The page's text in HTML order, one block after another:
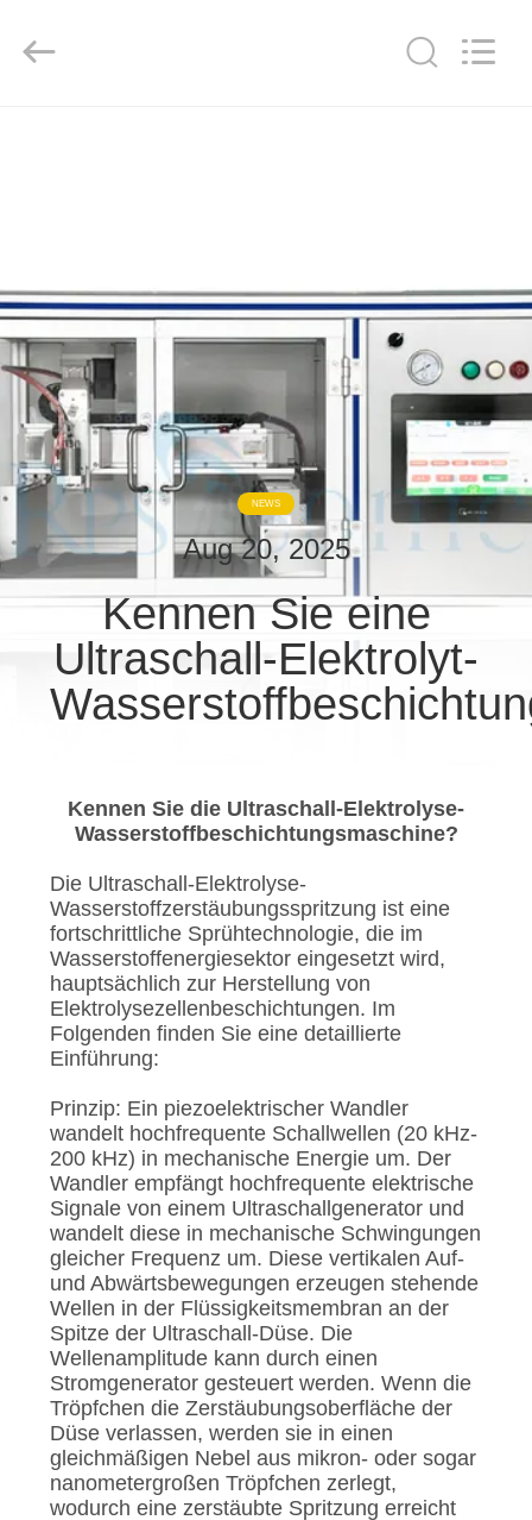
UNS
FABRIK-
AUSFLUG
QUALITÄTSKONTROLLE
TRETEN
MIT
UNS
NACHRICHTEN
FÄLLE
SITEMAP
DATENSCHUTZRICHTLINIE
Ltd..
NEWS
Aug 20, 2025
Kennen Sie eine
Ultraschall-Elektrolyt-
Kennen Sie die Ultraschall-Elektrolyse-
Wasserstoffbeschichtungsmaschine?
Die Ultraschall-Elektrolyse-
Wasserstoffzerstäubungsspritzung ist eine
fortschrittliche Sprühtechnologie, die im
Wasserstoffenergiesektor eingesetzt wird,
hauptsächlich zur Herstellung von
Elektrolysezellenbeschichtungen. Im
Folgenden finden Sie eine detaillierte
Einführung:
Prinzip: Ein piezoelektrischer Wandler
wandelt hochfrequente Schallwellen (20 kHz-
200 kHz) in mechanische Energie um. Der
Wandler empfängt hochfrequente elektrische
Signale von einem Ultraschallgenerator und
wandelt diese in mechanische Schwingungen
gleicher Frequenz um. Diese vertikalen Auf-
und Abwärtsbewegungen erzeugen stehende
Wellen in der Flüssigkeitsmembran an der
Spitze der Ultraschall-Düse. Die
Wellenamplitude kann durch einen
Stromgenerator gesteuert werden. Wenn die
Tröpfchen die Zerstäubungsoberfläche der
Düse verlassen, werden sie in einen
gleichmäßigen Nebel aus mikron- oder sogar
nanometergroßen Tröpfchen zerlegt,
wodurch eine zerstäubte Spritzung erreicht